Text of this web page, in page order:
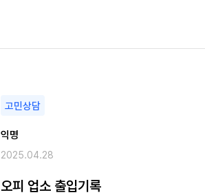
고민상담
익명
2025.04.28
오피 업소 출입기록